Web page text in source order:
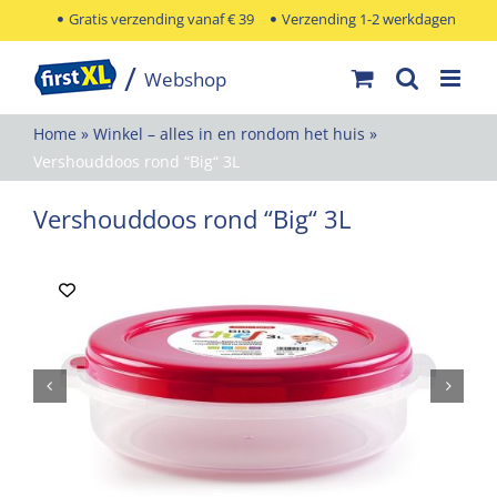
naar
inhoud
Gratis verzending vanaf € 39 Verzending 1-2 werkdagen
Home » Winkel – alles in en rondom het huis »
Vershouddoos rond “Big“ 3L
Vershouddoos rond “Big“ 3L